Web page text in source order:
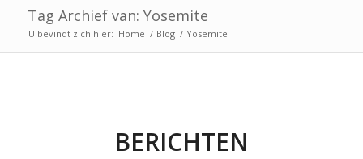
Tag Archief van: Yosemite
U bevindt zich hier: Home / Blog / Yosemite
BERICHTEN